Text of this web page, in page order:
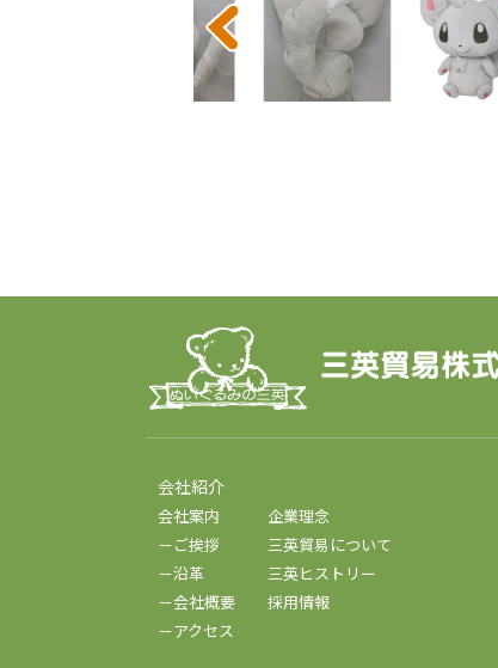
会社紹介
会社案内
－ご挨拶
－沿革
－会社概要
－アクセス
企業理念
三英貿易について
三英ヒストリー
採用情報